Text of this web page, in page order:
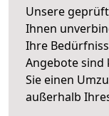
Unsere
Ihnen
Ihre
Angebote sind
Sie einen
außerhalb